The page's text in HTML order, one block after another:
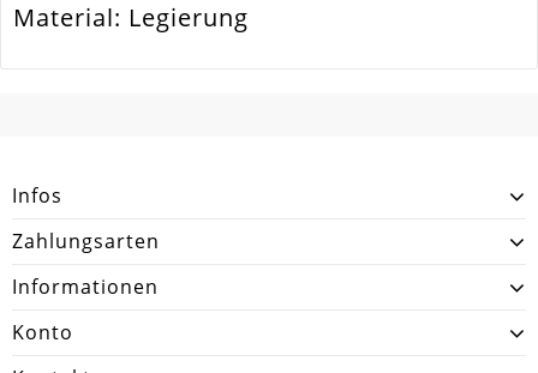
Material: Legierung
Infos
Zahlungsarten
Informationen
Konto